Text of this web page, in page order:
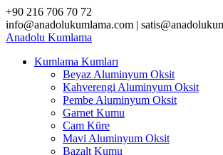
Skip
to
content
+90 216 706 70 72
info@anadolukumlama.com |
Anadolu Kumlama
Kumlama Kumları
Beyaz Aluminyum Oksit
Kahverengi Aluminyum Oksit
Pembe Aluminyum Oksit
Garnet Kumu
Cam Küre
Mavi Aluminyum Oksit
Bazalt Kumu